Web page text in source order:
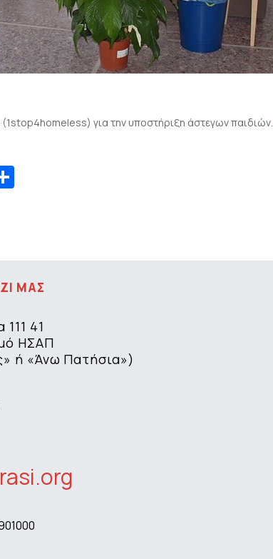
για την υποστήριξη άστεγων παιδιών.
Μοιραστείτε
ΜΑΣ
41
ΗΣΑΠ
ή «Άνω Πατήσια»)